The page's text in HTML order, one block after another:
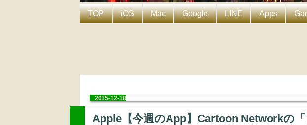
TOP iOS Mac Google LINE Apps
2015-12-18
Apple【今週のApp】Cartoon Networkの